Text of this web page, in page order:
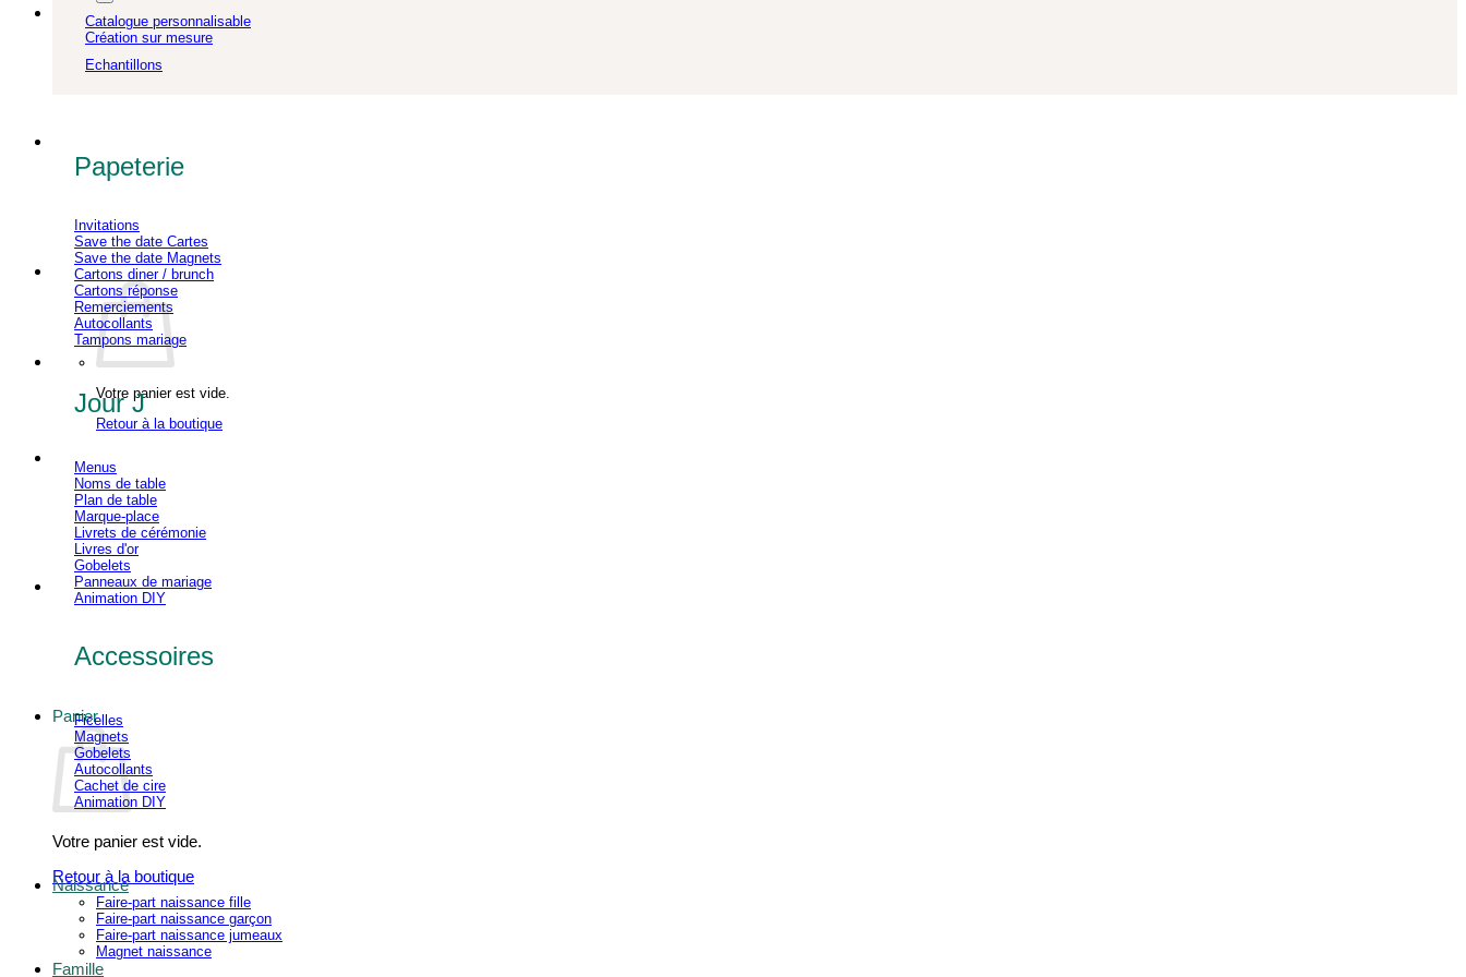
Votre panier est vide.
Retour à la boutique
Panier
Votre panier est vide.
Retour à la boutique
Catalogue personnalisable
Création sur mesure
Echantillons
Papeterie
Invitations
Save the date Cartes
Save the date Magnets
Cartons diner / brunch
Cartons réponse
Remerciements
Autocollants
Tampons mariage
Jour J
Menus
Noms de table
Plan de table
Marque-place
Livrets de cérémonie
Livres d'or
Gobelets
Panneaux de mariage
Animation DIY
Accessoires
Ficelles
Magnets
Gobelets
Autocollants
Cachet de cire
Animation DIY
Naissance
Faire-part naissance fille
Faire-part naissance garçon
Faire-part naissance jumeaux
Magnet naissance
Famille